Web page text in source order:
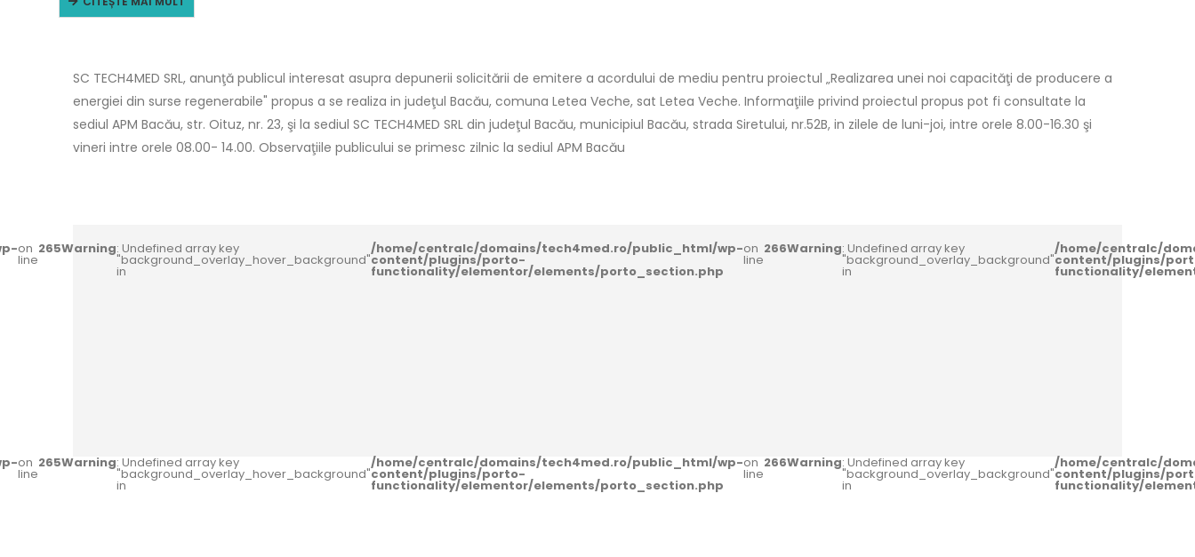
SC TECH4MED SRL, anunţă publicul interesat asupra depunerii solicitării de emitere a acordului de mediu pentru proiectul „Realizarea unei noi capacităţi de producere a
energiei din surse regenerabile" propus a se realiza in judeţul Bacău, comuna Letea Veche, sat Letea Veche. Informaţiile privind proiectul propus pot fi consultate la
sediul APM Bacău, str. Oituz, nr. 23, şi la sediul SC TECH4MED SRL din judeţul Bacău, municipiul Bacău, strada Siretului, nr.52B, in zilele de luni-joi, intre orele 8.00-16.30 şi
vineri intre orele 08.00- 14.00. Observaţiile publicului se primesc zilnic la sediul APM Bacău
on
line
265Warning: Undefined array key
"background_overlay_hover_background"
in
/home/centralc/domains/tech4med.ro/public_html/wp-
content/plugins/porto-
functionality/elementor/elements/porto_section.php
on
line
266Warning: Undefined array key
"background_overlay_background"
in
/home/centralc/
content/plugins/
functionality/
on
line
265Warning: Undefined array key
"background_overlay_hover_background"
in
/home/centralc/domains/tech4med.ro/public_html/wp-
content/plugins/porto-
functionality/elementor/elements/porto_section.php
on
line
266Warning: Undefined array key
"background_overlay_background"
in
/home/centralc/
content/plugins/
functionality/